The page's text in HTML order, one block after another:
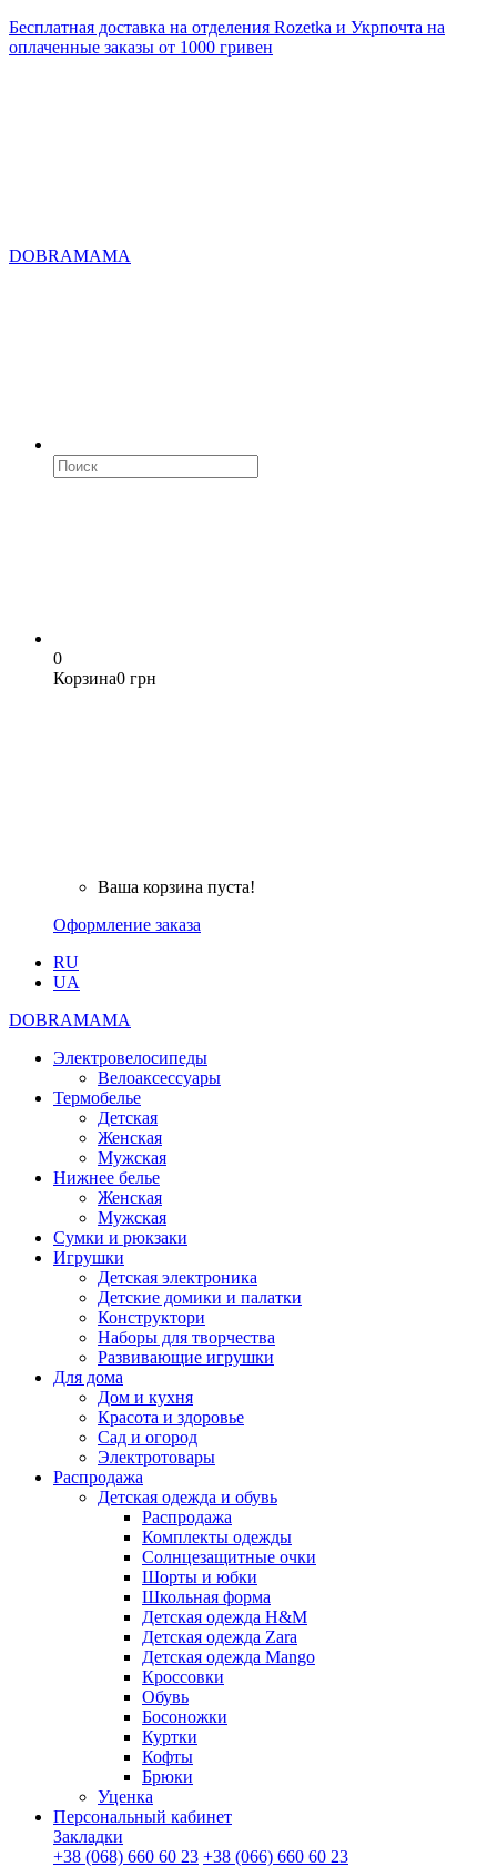
Бесплатная доставка на отделения Rozetka и Укрпочта на
оплаченные заказы от 1000 гривен
DOBRAMAMA
0
Корзина0 грн
Ваша корзина пуста!
Оформление заказа
RU
UA
DOBRAMAMA
Электровелосипеды
Велоаксессуары
Термобелье
Детская
Женская
Мужская
Нижнее белье
Женская
Мужская
Сумки и рюкзаки
Игрушки
Детская электроника
Детские домики и палатки
Конструктори
Наборы для творчества
Развивающие игрушки
Для дома
Дом и кухня
Красота и здоровье
Сад и огород
Электротовары
Распродажа
Детская одежда и обувь
Распродажа
Комплекты одежды
Солнцезащитные очки
Шорты и юбки
Школьная форма
Детская одежда H&M
Детская одежда Zara
Детская одежда Mango
Кроссовки
Обувь
Босоножки
Куртки
Кофты
Брюки
Уценка
Персональный кабинет
Закладки
+38 (068) 660 60 23 +38 (066) 660 60 23